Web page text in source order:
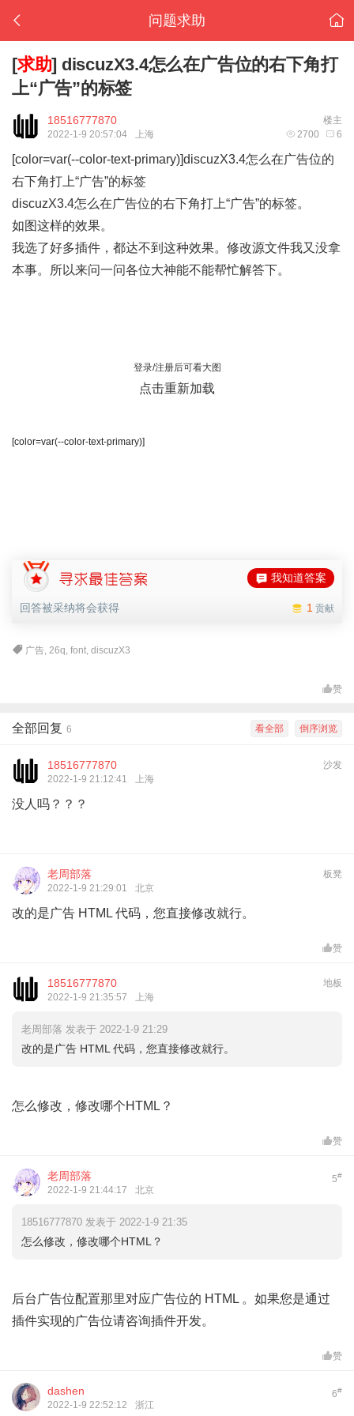
问题求助
[求助] discuzX3.4怎么在广告位的右下角打
上“广告”的标签
楼主
18516777870
2700 6
2022-1-9 20:57:04 上海
[color=var(--color-text-primary)]discuzX3.4怎么在广告位的
右下角打上“广告”的标签
discuzX3.4怎么在广告位的右下角打上“广告”的标签。
如图这样的效果。
我选了好多插件，都达不到这种效果。修改源文件我又没拿
本事。所以来问一问各位大神能不能帮忙解答下。
登录/注册后可看大图
点击重新加载
[color=var(--color-text-primary)]
我知道答案
1 贡献
回答被采纳将会获得
广告,26q,font,discuzX3
赞
倒序浏览
看全部
全部回复 6
沙发
18516777870
2022-1-9 21:12:41 上海
没人吗？？？
板凳
老周部落
2022-1-9 21:29:01 北京
改的是广告 HTML 代码，您直接修改就行。
赞
地板
18516777870
2022-1-9 21:35:57 上海
老周部落 发表于 2022-1-9 21:29
改的是广告 HTML 代码，您直接修改就行。
怎么修改，修改哪个HTML？
赞
5#
老周部落
2022-1-9 21:44:17 北京
18516777870 发表于 2022-1-9 21:35
怎么修改，修改哪个HTML？
后台广告位配置那里对应广告位的 HTML 。如果您是通过
插件实现的广告位请咨询插件开发。
赞
6#
dashen
2022-1-9 22:52:12 浙江